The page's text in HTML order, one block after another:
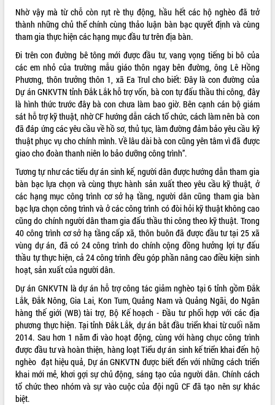
Nhờ vậy mà từ chỗ còn rụt rè thụ động, hầu hết các hộ nghèo đã trở
thành những chủ thể chính cùng thảo luận bàn bạc quyết định và cùng
tham gia thực hiện các hạng mục đầu tư trên địa bàn.
Đi trên con đường bê tông mới được đầu tư, vang vọng tiếng bi bô của
các em nhỏ của trường mẫu giáo thôn ngay bên đường, ông Lê Hồng
Phương, thôn trưởng thôn 1, xã Ea Trul cho biết: Đây là con đường của
Dự án GNKVTN tỉnh Đắk Lắk hỗ trợ vốn, bà con tự đấu thầu thi công, đây
là hình thức trước đây bà con chưa làm bao giờ. Bên cạnh cán bộ giám
sát hỗ trợ kỹ thuật, nhờ CF hướng dẫn cách tổ chức, cách làm nên bà con
đã đáp ứng các yêu cầu về hồ sơ, thủ tục, làm đường đảm bảo yêu cầu kỹ
thuật phục vụ cho chính mình. Về lâu dài bà con cũng yên tâm vì đã được
giao cho đoàn thanh niên lo bảo dưỡng công trình”.
Tương tự như các tiểu dự án sinh kế, người dân được hướng dẫn tham gia
bàn bạc lựa chọn và cùng thực hành sản xuất theo yêu cầu kỹ thuật, ở
các hạng mục công trình cơ sở hạ tầng, người dân cũng tham gia bàn
bạc lựa chọn công trình và ở các công trình có đòi hỏi kỹ thuật không cao
cũng do chính người dân tham gia đấu thầu thi công theo kỹ thuật. Trong
40 công trình cơ sở hạ tầng cấp xã, thôn buôn đã được đầu tư tại 25 xã
vùng dự án, đã có 24 công trình do chính cộng đồng hưởng lợi tự đấu
thầu tự thực hiện, cả 24 công trình đều góp phần nâng cao điều kiện sinh
hoạt, sản xuất của người dân.
Dự án GNKVTN là dự án hỗ trợ công tác giảm nghèo tại 6 tỉnh gồm Đắk
Lắk, Đắk Nông, Gia Lai, Kon Tum, Quảng Nam và Quảng Ngãi, do Ngân
hàng thế giới (WB) tài trợ, Bộ Kế hoạch - Đầu tư phối hợp với các địa
phương thực hiện. Tại tỉnh Đắk Lắk, dự án bắt đầu triển khai từ cuối năm
2014. Sau hơn 1 năm đi vào hoạt động, cùng với hàng chục công trình
được đầu tư và hoàn thiện, hàng loạt Tiểu dự án sinh kế triển khai đến hộ
nghèo đạt hiệu quả, Dự án GNKVTN được biết đến với những cách triển
khai mới mẻ, khơi gợi sự chủ động, sáng tạo của người dân. Chính cách
tổ chức theo nhóm và sự vào cuộc của đội ngũ CF đã tạo nên sự khác
biệt.